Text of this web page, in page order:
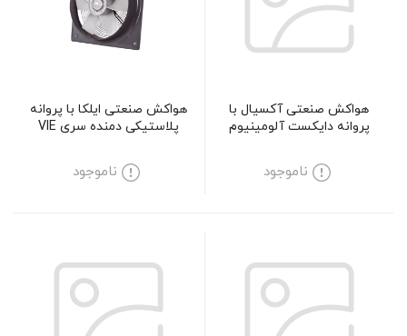
هواکش صنعتی آکسیال با
پروانه دایکست آلومینیوم
KN140-4T-900
ناموجود
هواکش صنعتی ایلکا با پروانه
پلاستیکی دمنده سری VIE
ناموجود